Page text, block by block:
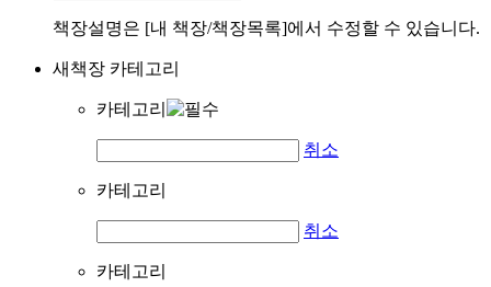
책장설명은 [내 책장/책장목록]에서 수정할 수 있습니다.
새책장 카테고리
카테고리
취소
카테고리
취소
카테고리